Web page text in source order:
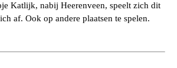
Katlijk, nabij Heerenveen, speelt zich dit
af. Ook op andere plaatsen te spelen.